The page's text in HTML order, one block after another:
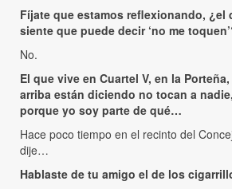
Fíjate que estamos reflexionando, ¿el
siente que puede decir ‘no me
No.
El que vive en Cuartel V, en la
arriba están diciendo no tocan a
porque yo soy parte de qué…
Hace poco tiempo en el recinto del
dije…
Hablaste de tu amigo el de los